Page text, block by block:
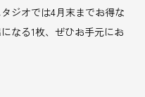
ジオでは4月末までお得な
なる1枚、ぜひお手元にお